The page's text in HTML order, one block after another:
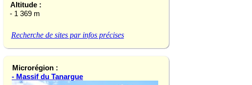
Altitude :
- 1 369 m
Recherche de sites par infos précises
Microrégion :
- Massif du Tanargue